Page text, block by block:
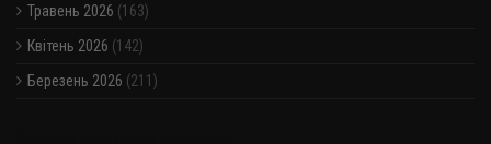
Травень 2026 (163)
Квітень 2026 (142)
Березень 2026 (211)